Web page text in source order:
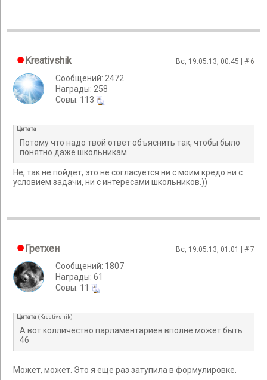
Kreativshik Вс, 19.05.13, 00:45 | # 6
Сообщений: 2472
Награды: 258
Cовы: 113
Цитата
Потому что надо твой ответ объяснить так, чтобы было
понятно даже школьникам.
Не, так не пойдет, это не согласуется ни с моим кредо ни с
условием задачи, ни с интересами школьников.))
Гретхен Вс, 19.05.13, 01:01 | #7
Сообщений: 1807
Награды: 61
Cовы: 11
Цитата (Kreativshik)
А вот колличество парламентариев вполне может быть
46
Может, может. Это я еще раз затупила в формулировке.